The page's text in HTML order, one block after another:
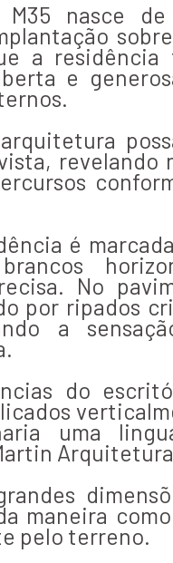
M35 nasce
a residência
e
revelando
é
No
por ripados
a
do
uma
maneira
pelo terreno.